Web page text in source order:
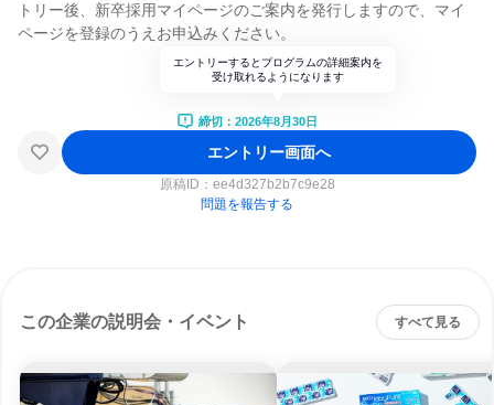
トリー後、新卒採用マイページのご案内を発行しますので、マイ
ページを登録のうえお申込みください。
エントリーするとプログラムの詳細案内を
受け取れるようになります
締切：2026年8月30日
エントリー画面へ
原稿ID： ee4d327b2b7c9e28
問題を報告する
この企業の説明会・イベント すべて見る